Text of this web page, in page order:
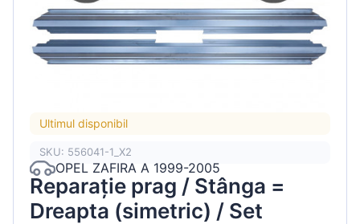
Ultimul disponibil
SKU: 556041-1_X2
OPEL ZAFIRA A 1999-2005
Reparație prag / Stânga =
Dreapta (simetric) / Set